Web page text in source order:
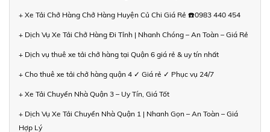
+ Xe Tải Chở Hàng Chở Hàng Huyện Củ Chi Giá Rẻ ☎️0983 440 454
+ Dịch Vụ Xe Tải Chở Hàng Đi Tỉnh | Nhanh Chóng – An Toàn – Giá Rẻ
+ Dịch vụ thuê xe tải chở hàng tại Quận 6 giá rẻ & uy tín nhất
+ Cho thuê xe tải chở hàng quận 4 ✓ Giá rẻ ✓ Phục vụ 24/7
+ Xe Tải Chuyển Nhà Quận 3 – Uy Tín, Giá Tốt
+ Dịch Vụ Xe Tải Chuyển Nhà Quận 1 | Nhanh Gọn – An Toàn – Giá
Hợp Lý